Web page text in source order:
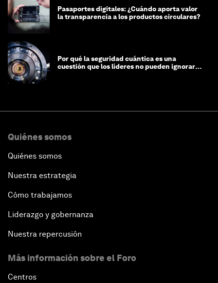
Pasaportes digitales: ¿Cuándo aporta valor
la transparencia a los productos circulares?
Por qué la seguridad cuántica es una
cuestión que los líderes no pueden ignorar
Quiénes somos
Quiénes somos
Nuestra estrategia
Cómo trabajamos
Liderazgo y gobernanza
Nuestra repercusión
Más información sobre el Foro
Centros